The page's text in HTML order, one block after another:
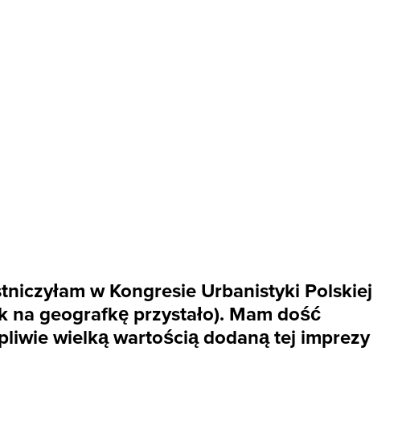
w Kongresie Urbanistyki Polskiej
na geografkę przystało). Mam dość
wielką wartością dodaną tej imprezy